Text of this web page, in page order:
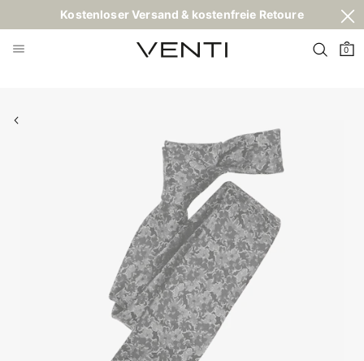
Kostenloser Versand & kostenfreie Retoure
0